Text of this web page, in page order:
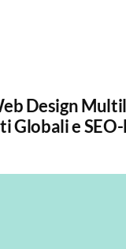
Design
Globali e